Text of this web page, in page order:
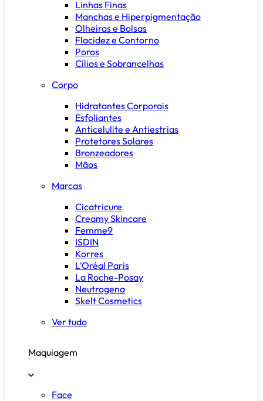
Linhas Finas
Manchas e Hiperpigmentação
Olheiras e Bolsas
Flacidez e Contorno
Poros
Cílios e Sobrancelhas
Corpo
Hidratantes Corporais
Esfoliantes
Anticelulite e Antiestrias
Protetores Solares
Bronzeadores
Mãos
Marcas
Cicatricure
Creamy Skincare
Femme9
ISDIN
Korres
L'Oréal Paris
La Roche-Posay
Neutrogena
Skelt Cosmetics
Ver tudo
Maquiagem
Face